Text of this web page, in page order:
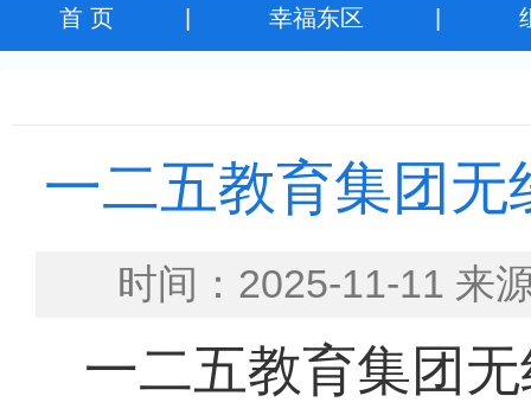
首 页| 幸福东区
一二五教育集团
时间：2025-11-11
一二五教育集团